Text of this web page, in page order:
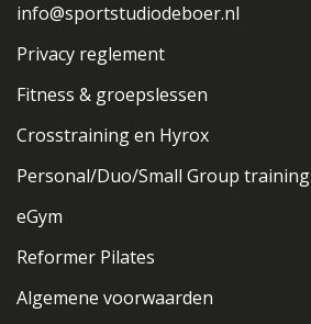
info@sportstudiodeboer.nl
Privacy reglement
Fitness & groepslessen
Crosstraining en Hyrox
Personal/Duo/Small Group training
eGym
Reformer Pilates
Algemene voorwaarden